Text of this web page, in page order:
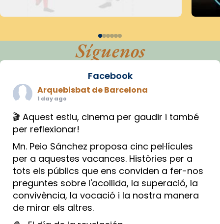
Síguenos
Facebook
Arquebisbat de Barcelona
1 day ago
🎬 Aquest estiu, cinema per gaudir i també
per reflexionar!
Mn. Peio Sánchez proposa cinc pel·lícules
per a aquestes vacances. Històries per a
tots els públics que ens conviden a fer-nos
preguntes sobre l'acollida, la superació, la
convivència, la vocació i la nostra manera
de mirar els altres.